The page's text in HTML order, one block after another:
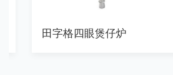
田字格四眼煲仔炉